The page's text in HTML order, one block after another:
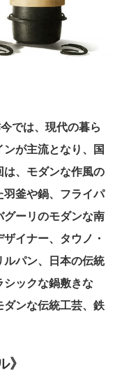
では、現代の暮ら
が主流となり、国
は、モダンな作風の
羽釜や鍋、フライパ
グーリのモダンな南
イナー、タウノ・
ルパン、日本の伝統
シックな鍋敷きな
ダンな伝統工芸、鉄
》